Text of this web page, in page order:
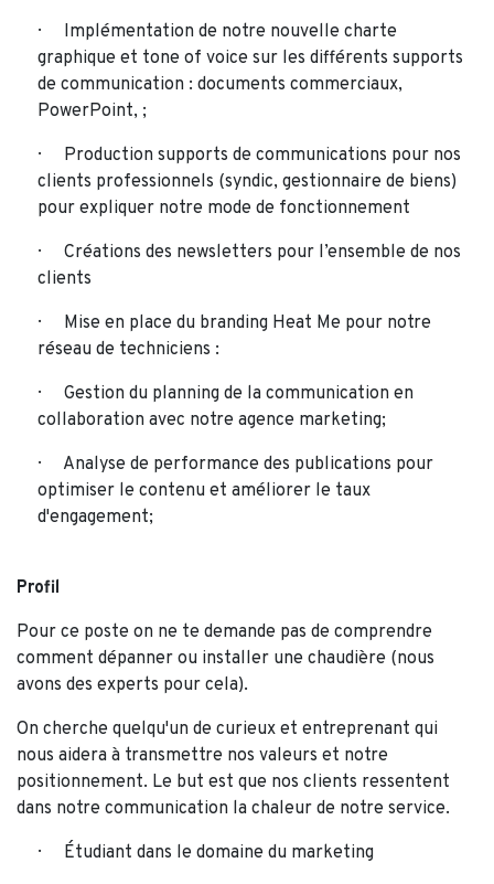
Implémentation de notre nouvelle charte
graphique et tone of voice sur les différents supports
de communication : documents commerciaux,
PowerPoint, ;
Production supports de communications pour nos
clients professionnels (syndic, gestionnaire de biens)
pour expliquer notre mode de fonctionnement
Créations des newsletters pour l’ensemble de nos
clients
Mise en place du branding Heat Me pour notre
réseau de techniciens :
Gestion du planning de la communication en
collaboration avec notre agence marketing;
Analyse de performance des publications pour
optimiser le contenu et améliorer le taux
d'engagement;
Profil
Pour ce poste on ne te demande pas de comprendre
comment dépanner ou installer une chaudière (nous
avons des experts pour cela).
On cherche quelqu'un de curieux et entreprenant qui
nous aidera à transmettre nos valeurs et notre
positionnement. Le but est que nos clients ressentent
dans notre communication la chaleur de notre service.
Étudiant dans le domaine du marketing